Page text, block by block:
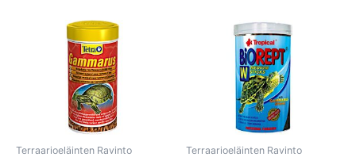
Terraarioeläinten Ravinto Terraarioeläinten Ravinto